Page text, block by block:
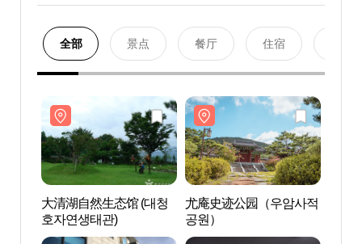
全部 景点 餐厅 住宿
大清湖自然生态馆 (대청
호자연생태관)
尤庵史迹公园（우암사적
공원）